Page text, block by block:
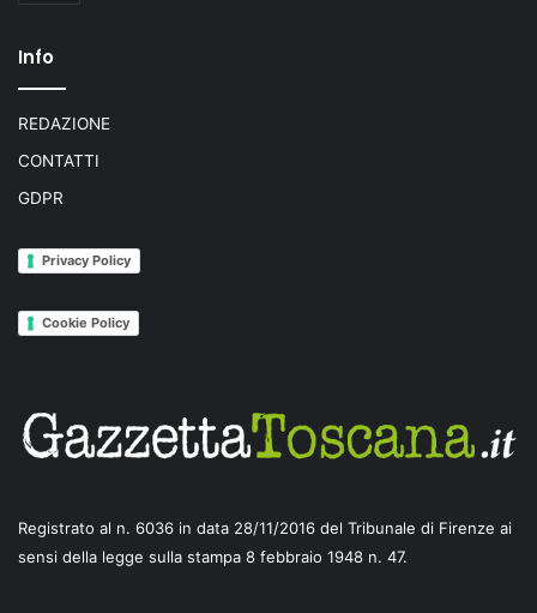
Info
REDAZIONE
CONTATTI
GDPR
Privacy Policy
Cookie Policy
Registrato al n. 6036 in data 28/11/2016 del Tribunale di Firenze ai
sensi della legge sulla stampa 8 febbraio 1948 n. 47.